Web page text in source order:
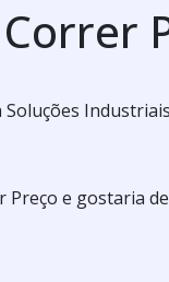
e gostaria